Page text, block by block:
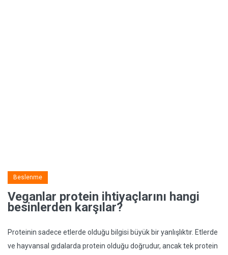
Beslenme
Veganlar protein ihtiyaçlarını hangi
besinlerden karşılar?
Proteinin sadece etlerde olduğu bilgisi büyük bir yanlışlıktır. Etlerde
ve hayvansal gıdalarda protein olduğu doğrudur, ancak tek protein